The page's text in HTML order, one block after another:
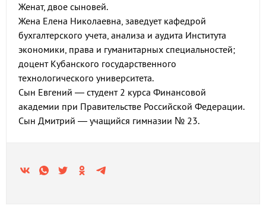
Женат, двое сыновей.
Жена Елена Николаевна, заведует кафедрой
бухгалтерского учета, анализа и аудита Института
экономики, права и гуманитарных специальностей;
доцент Кубанского государственного
технологического университета.
Сын Евгений — студент 2 курса Финансовой
академии при Правительстве Российской Федерации.
Сын Дмитрий — учащийся гимназии № 23.